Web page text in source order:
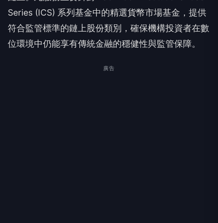
Series (ICS) 系列基金中的精選貨幣市場基金，提供
符合監管標準的鏈上股份類別，確保機構投資者在數
位環境中仍能享有傳統金融的穩健性與監管保障。
廣告